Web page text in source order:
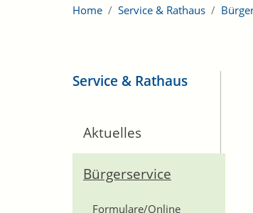
Home Service & Rathaus
Service & Rathaus
Aktuelles
Bürgerservice
Formulare/Online